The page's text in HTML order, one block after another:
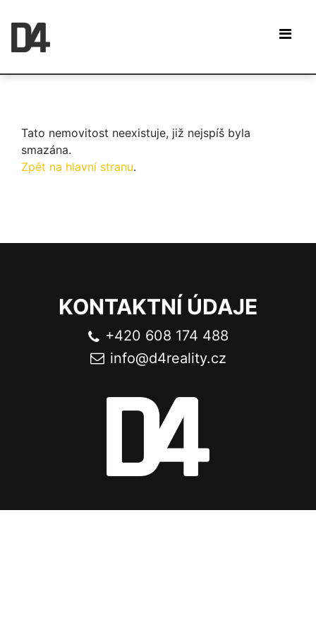
Tato nemovitost neexistuje, již nejspíš byla
smazána.
Zpět na hlavní stranu.
KONTAKTNÍ ÚDAJE
+420 608 174 488
info@d4reality.cz